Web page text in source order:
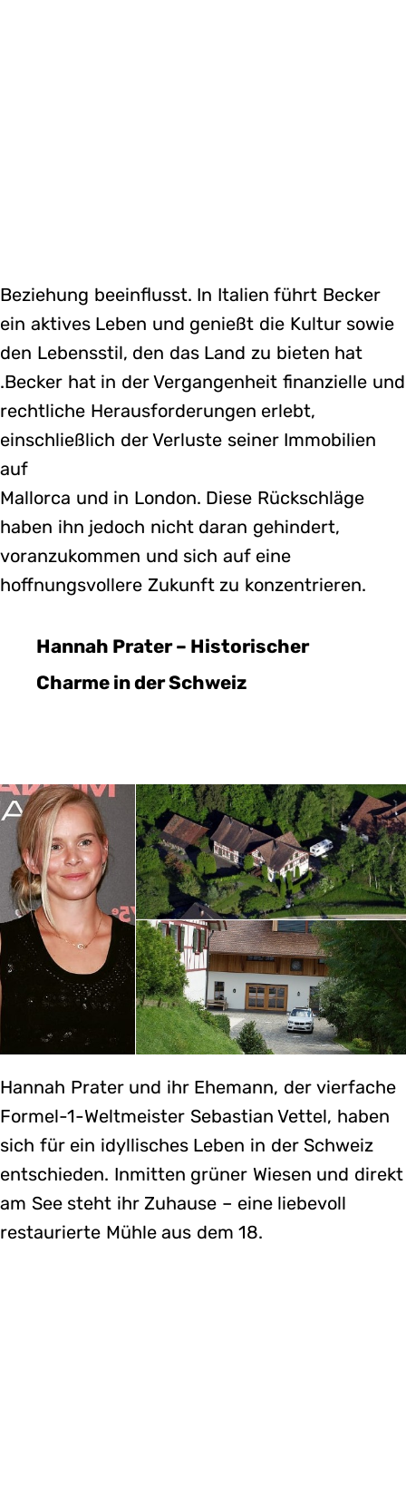
Beziehung beeinflusst. In Italien führt Becker
ein aktives Leben und genießt die Kultur sowie
den Lebensstil, den das Land zu bieten hat​
.Becker hat in der Vergangenheit finanzielle und
rechtliche Herausforderungen erlebt,
einschließlich der Verluste seiner Immobilien
auf
Mallorca und in London. Diese Rückschläge
haben ihn jedoch nicht daran gehindert,
voranzukommen und sich auf eine
hoffnungsvollere Zukunft zu konzentrieren.
Hannah Prater – Historischer
Charme in der Schweiz
Hannah Prater und ihr Ehemann, der vierfache
Formel-1-Weltmeister Sebastian Vettel, haben
sich für ein idyllisches Leben in der Schweiz
entschieden. Inmitten grüner Wiesen und direkt
am See steht ihr Zuhause – eine liebevoll
restaurierte Mühle aus dem 18.